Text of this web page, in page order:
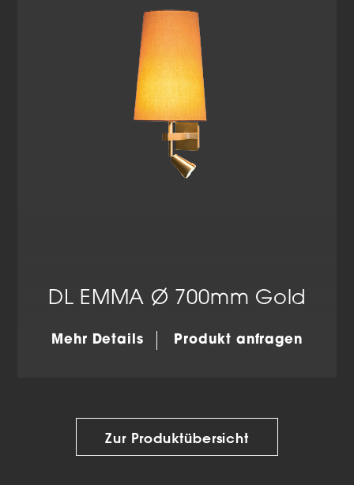
DL EMMA Ø 700mm Gold
Mehr Details Produkt anfragen
Zur Produktübersicht